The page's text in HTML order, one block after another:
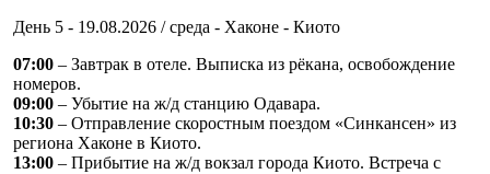
День 5 - 19.08.2026 / среда - Хаконе - Киото
07:00 – Завтрак в отеле. Выписка из рёкана, освобождение
номеров.
09:00 – Убытие на ж/д станцию Одавара.
10:30 – Отправление скоростным поездом «Cинкансен» из
региона Хаконе в Киото.
13:00 – Прибытие на ж/д вокзал города Киото. Встреча с